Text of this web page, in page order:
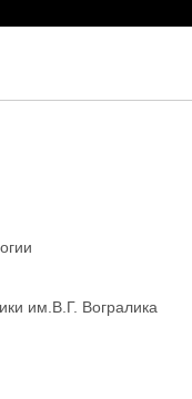
им.В.Г. Вогралика